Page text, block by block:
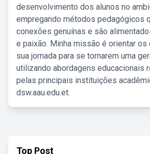
desenvolvimento dos alunos no
empregando métodos pedagógicos
conexões genuínas e são
e paixão. Minha missão é orientar
sua jornada para se tornarem uma
utilizando abordagens educacionais
pelas principais instituições
dsw.aau.edu.et.
Top Post